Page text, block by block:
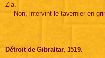
Zia.
— Non, intervint le tavernier en
Détroit de Gibraltar, 1519.